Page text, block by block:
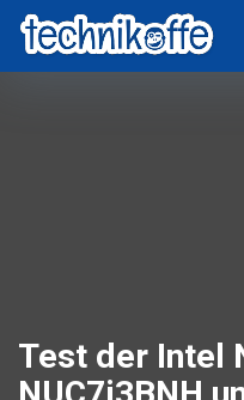
Test der Intel